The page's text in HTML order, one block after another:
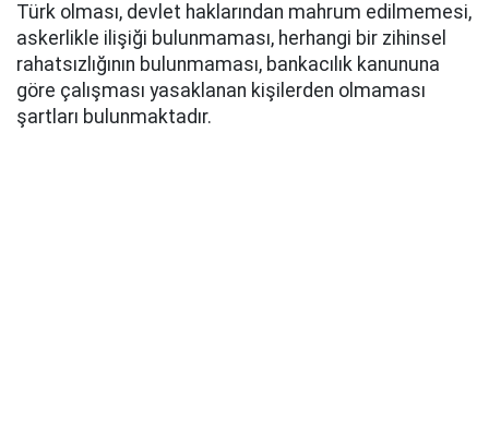
Türk olması, devlet haklarından mahrum edilmemesi,
askerlikle ilişiği bulunmaması, herhangi bir zihinsel
rahatsızlığının bulunmaması, bankacılık kanununa
göre çalışması yasaklanan kişilerden olmaması
şartları bulunmaktadır.